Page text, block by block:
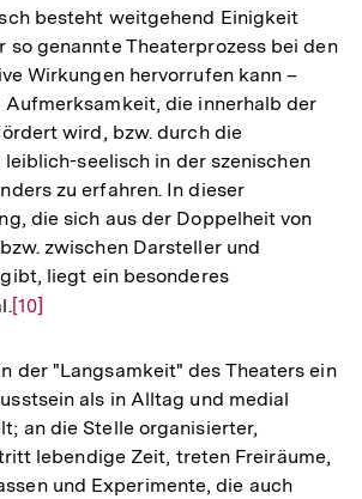
besteht weitgehend Einigkeit
so genannte Theaterprozess bei den
Wirkungen hervorrufen kann –
Aufmerksamkeit, die innerhalb der
wird, bzw. durch die
seelisch in der szenischen
zu erfahren. In dieser
die sich aus der Doppelheit von
zwischen Darsteller und
liegt ein besonderes
Zur
der
Fußnote
[10]
der "Langsamkeit" des Theaters ein
als in Alltag und medial
an die Stelle organisierter,
lebendige Zeit, treten Freiräume,
und Experimente, die auch